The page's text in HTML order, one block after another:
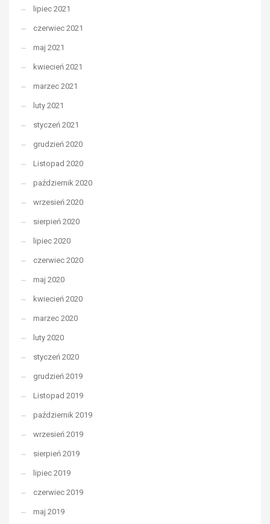
lipiec 2021
czerwiec 2021
maj 2021
kwiecień 2021
marzec 2021
luty 2021
styczeń 2021
grudzień 2020
Listopad 2020
październik 2020
wrzesień 2020
sierpień 2020
lipiec 2020
czerwiec 2020
maj 2020
kwiecień 2020
marzec 2020
luty 2020
styczeń 2020
grudzień 2019
Listopad 2019
październik 2019
wrzesień 2019
sierpień 2019
lipiec 2019
czerwiec 2019
maj 2019